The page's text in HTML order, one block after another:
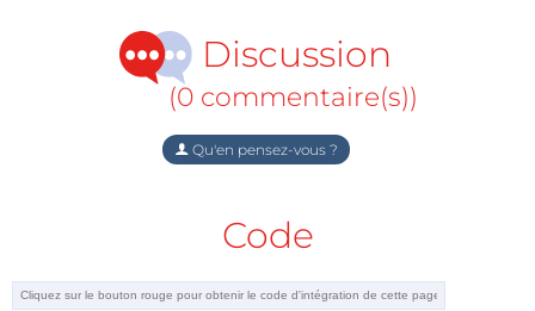
Discussion
(0 commentaire(s))
Qu'en pensez-vous ?
Code